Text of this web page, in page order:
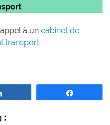
à un cabinet de
transport
: